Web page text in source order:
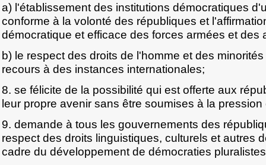
a) l'établissement des institutions démocratiques
conforme à la volonté des républiques et
démocratique et efficace des forces armées et des
b) le respect des droits de l'homme et des
recours à des instances internationales;
8. se félicite de la possibilité qui est offerte aux
leur propre avenir sans être soumises à la
9. demande à tous les gouvernements des
respect des droits linguistiques, culturels et autres
cadre du développement de démocraties